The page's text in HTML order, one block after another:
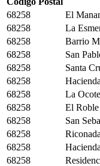
68258
El
68258
La
68258
Barrio
68258
San
68258
Santa
68258
68258
La
68258
El Roble
68258
San
68258
68258
68258